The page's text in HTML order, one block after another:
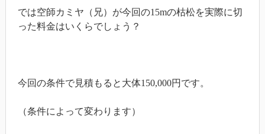
では空師カミヤ（兄）が今回の15mの枯松を実際に切
った料金はいくらでしょう？
今回の条件で見積もると大体150,000円です。
（条件によって変わります）